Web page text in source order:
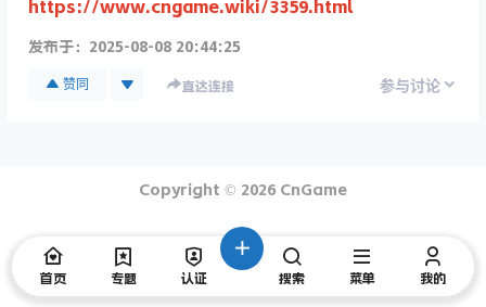
https://www.cngame.wiki/3359.html
发布于： 2025-08-08 20:44:25
赞同 直达连接 参与讨论
Copyright © 2026 CnGame
首页 专题 认证 搜索 菜单 我的